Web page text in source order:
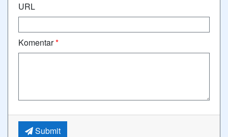
URL
Komentar*
Submit